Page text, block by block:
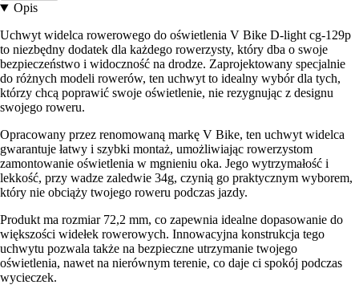
Opis
Uchwyt widelca rowerowego do oświetlenia V Bike D-light cg-129p
to niezbędny dodatek dla każdego rowerzysty, który dba o swoje
bezpieczeństwo i widoczność na drodze. Zaprojektowany specjalnie
do różnych modeli rowerów, ten uchwyt to idealny wybór dla tych,
którzy chcą poprawić swoje oświetlenie, nie rezygnując z designu
swojego roweru.
Opracowany przez renomowaną markę V Bike, ten uchwyt widelca
gwarantuje łatwy i szybki montaż, umożliwiając rowerzystom
zamontowanie oświetlenia w mgnieniu oka. Jego wytrzymałość i
lekkość, przy wadze zaledwie 34g, czynią go praktycznym wyborem,
który nie obciąży twojego roweru podczas jazdy.
Produkt ma rozmiar 72,2 mm, co zapewnia idealne dopasowanie do
większości widełek rowerowych. Innowacyjna konstrukcja tego
uchwytu pozwala także na bezpieczne utrzymanie twojego
oświetlenia, nawet na nierównym terenie, co daje ci spokój podczas
wycieczek.